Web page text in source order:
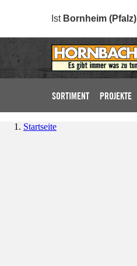
Ist Bornheim (Pfalz)
SORTIMENT PROJEKTE
Startseite